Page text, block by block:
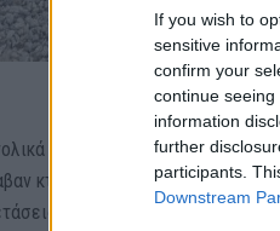
If you wish to
sensitive
confirm your
continue
information
further
participants.
Downstream
131 ζώα στειρώθηκαν,
κτηνιατρική φροντίδα. Πέραν
ιατρικές θεραπείες και